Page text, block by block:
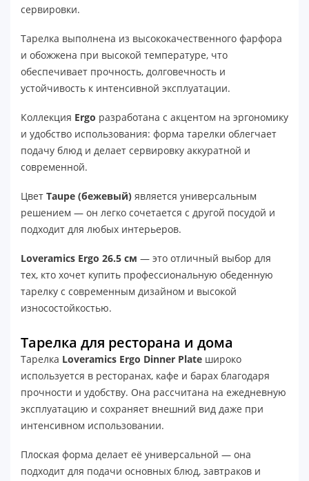
сервировки.
Тарелка выполнена из высококачественного фарфора
и обожжена при высокой температуре, что
обеспечивает прочность, долговечность и
устойчивость к интенсивной эксплуатации.
Коллекция Ergo разработана с акцентом на эргономику
и удобство использования: форма тарелки облегчает
подачу блюд и делает сервировку аккуратной и
современной.
Цвет Taupe (бежевый) является универсальным
решением — он легко сочетается с другой посудой и
подходит для любых интерьеров.
Loveramics Ergo 26.5 см — это отличный выбор для
тех, кто хочет купить профессиональную обеденную
тарелку с современным дизайном и высокой
износостойкостью.
Тарелка для ресторана и дома
Тарелка Loveramics Ergo Dinner Plate широко
используется в ресторанах, кафе и барах благодаря
прочности и удобству. Она рассчитана на ежедневную
эксплуатацию и сохраняет внешний вид даже при
интенсивном использовании.
Плоская форма делает её универсальной — она
подходит для подачи основных блюд, завтраков и